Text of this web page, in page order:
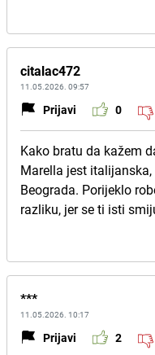
citalac472
11.05.2026. 09:57
Prijavi 0
Kako bratu da kažem
Marella jest
Beograda. Porijeklo
razliku, jer se ti isti
***
11.05.2026. 10:17
Prijavi 2